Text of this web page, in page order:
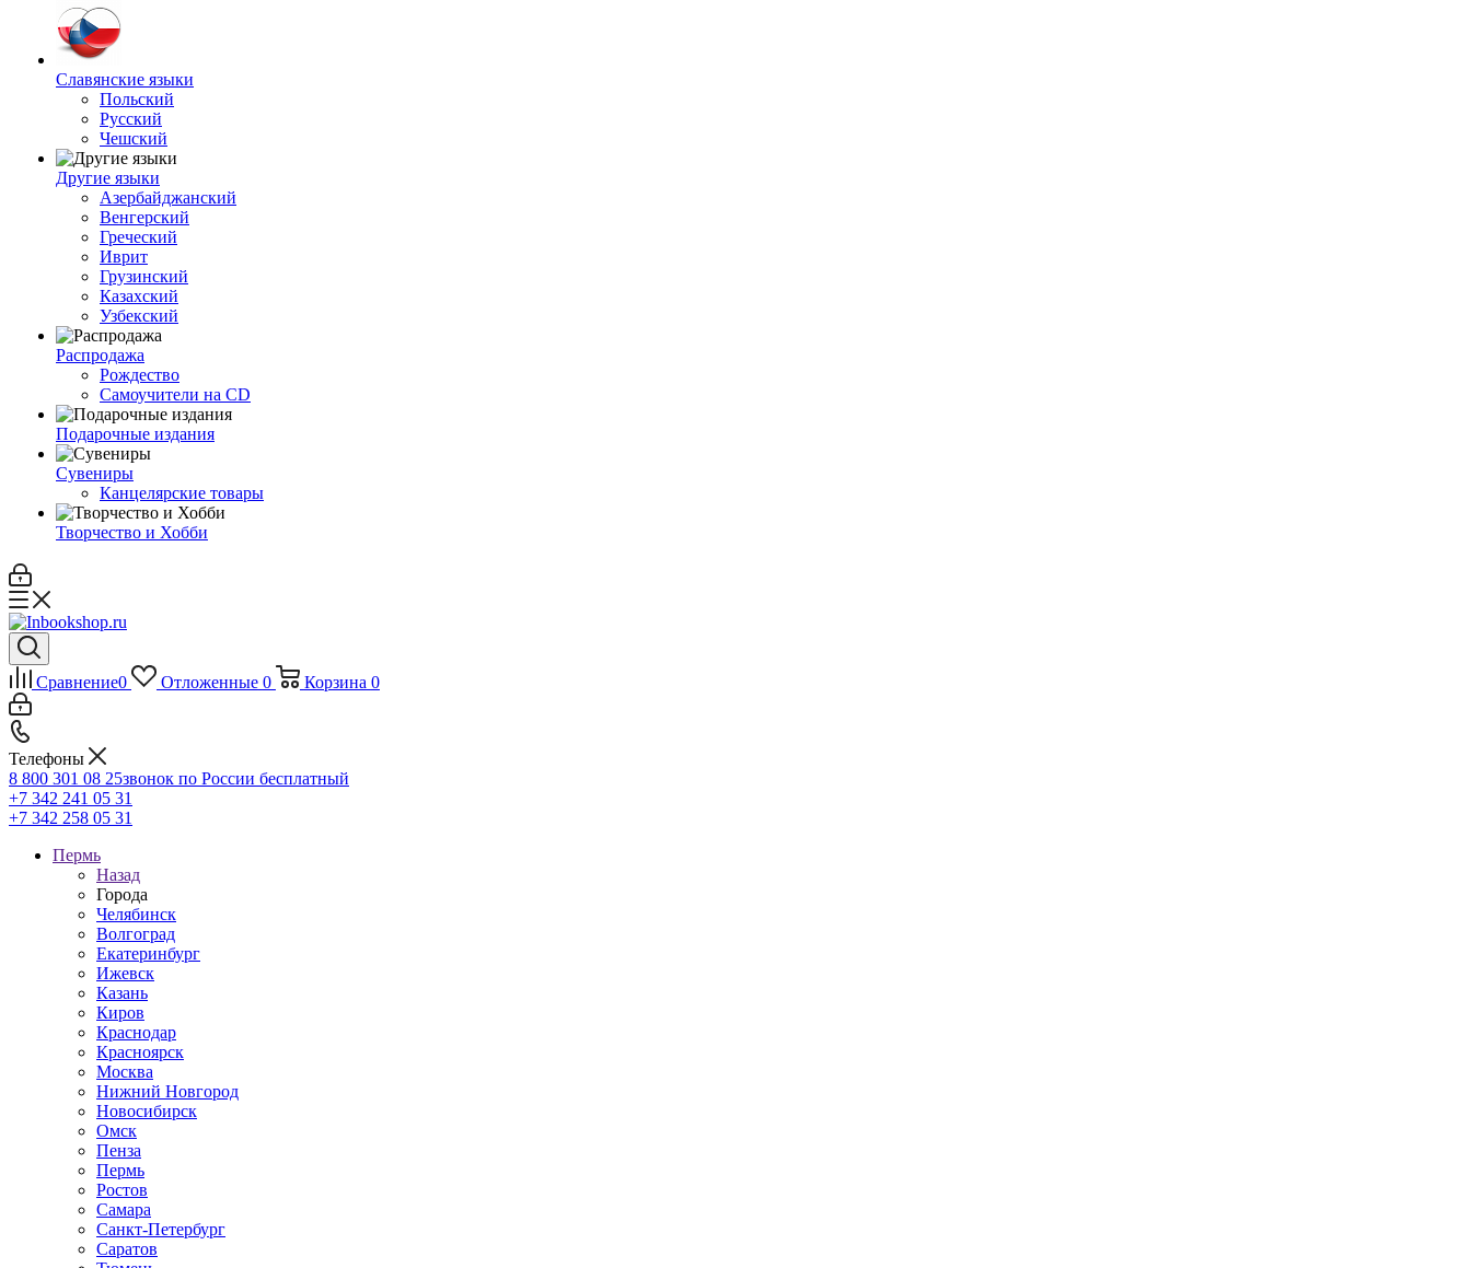
Славянские языки
Польский
Русский
Чешский
Другие языки
Азербайджанский
Венгерский
Греческий
Иврит
Грузинский
Казахский
Узбекский
Распродажа
Рождество
Самоучители на CD
Подарочные издания
Сувениры
Канцелярские товары
Творчество и Хобби
Сравнение0 Отложенные 0 Корзина 0
Телефоны
8 800 301 08 25звонок по России бесплатный
+7 342 241 05 31
+7 342 258 05 31
Пермь
Назад
Города
Челябинск
Волгоград
Екатеринбург
Ижевск
Казань
Киров
Краснодар
Красноярск
Москва
Нижний Новгород
Новосибирск
Омск
Пенза
Пермь
Ростов
Самара
Санкт-Петербург
Саратов